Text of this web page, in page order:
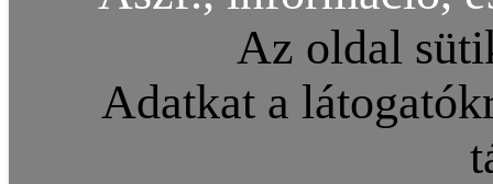
Az oldal
Adatkat a